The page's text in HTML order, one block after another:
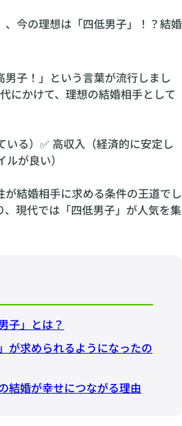
子！」という言葉が流行しまし
にかけて、理想の結婚相手として
いる）✅ 高収入（経済的に安定し
が良い）
が結婚相手に求める条件の王道でし
現代では「四低男子」が人気を集
子」とは？
が求められるようになったの
結婚が幸せにつながる理由